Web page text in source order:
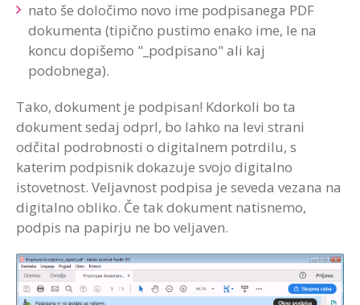
nato še določimo novo ime podpisanega PDF
dokumenta (tipično pustimo enako ime, le na
koncu dopišemo "_podpisano" ali kaj
podobnega).
Tako, dokument je podpisan! Kdorkoli bo ta
dokument sedaj odprl, bo lahko na levi strani
odčital podrobnosti o digitalnem potrdilu, s
katerim podpisnik dokazuje svojo digitalno
istovetnost. Veljavnost podpisa je seveda vezana na
digitalno obliko. Če tak dokument natisnemo,
podpis na papirju ne bo veljaven.